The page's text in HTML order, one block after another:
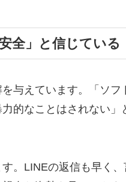
全」と信じている
与えています。「ソ
的なことはされない」
。LINEの返信も早く